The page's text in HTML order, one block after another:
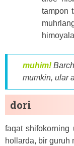
tampon
muhim!
mumkin, ular
dori
faqat shifokorning
hollarda, bir guruh